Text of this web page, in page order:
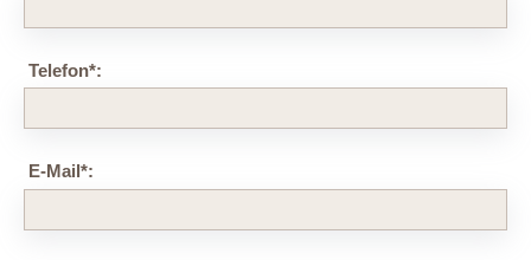
Telefon*:
E-Mail*: